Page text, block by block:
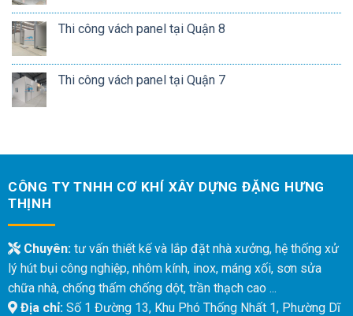
Thi công vách panel tại Quận 8
Thi công vách panel tại Quận 7
CÔNG TY TNHH CƠ KHÍ XÂY DỰNG ĐẶNG HƯNG
THỊNH
Chuyên:tư vấn thiết kế và lắp đặt nhà xưởng, hệ thống xử
lý hút bụi công nghiệp, nhôm kính, inox, máng xối, sơn sửa
chữa nhà, chống thấm chống dột, trần thạch cao ...
Địa chỉ:Số 1 Đường 13, Khu Phó Thống Nhất 1, Phường Dĩ